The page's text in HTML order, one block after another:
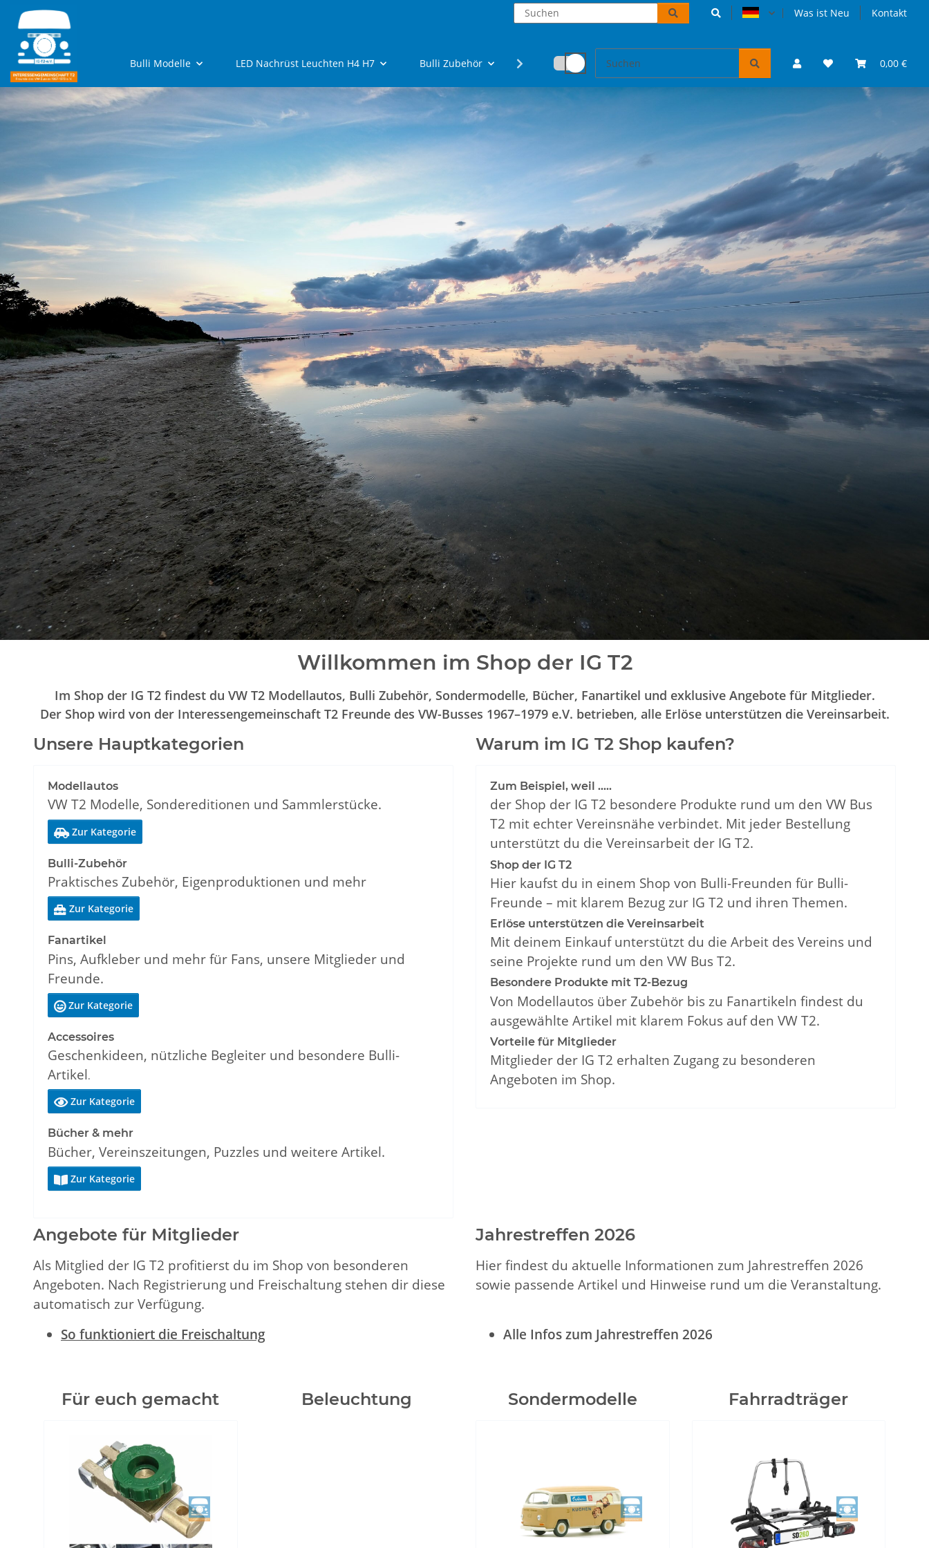
Was ist Neu Kontakt
0,00 €
Bulli Modelle LED Nachrüst Leuchten H4 H7 Bulli Zubehör Fanartikel Accessoires und Geschenke VW Bulli Puzzles & Bücher
Willkommen im Shop der IG T2
Im Shop der IG T2 findest du VW T2 Modellautos, Bulli Zubehör, Sondermodelle, Bücher, Fanartikel und exklusive Angebote für Mitglieder.
Der Shop wird von der Interessengemeinschaft T2 Freunde des VW-Busses 1967–1979 e.V. betrieben, alle Erlöse unterstützen die Vereinsarbeit.
Unsere Hauptkategorien
Modellautos
VW T2 Modelle, Sondereditionen und Sammlerstücke.
Zur Kategorie
Bulli-Zubehör
Praktisches Zubehör, Eigenproduktionen und mehr
 Zur Kategorie
Fanartikel
Pins, Aufkleber und mehr für Fans, unsere Mitglieder und
Freunde.
Zur Kategorie
Accessoires
Geschenkideen, nützliche Begleiter und besondere Bulli-
Artikel.
Zur Kategorie
Bücher & mehr
Bücher, Vereinszeitungen, Puzzles und weitere Artikel.
 Zur Kategorie
Warum im IG T2 Shop kaufen?
Zum Beispiel, weil .....
der Shop der IG T2 besondere Produkte rund um den VW Bus
T2 mit echter Vereinsnähe verbindet. Mit jeder Bestellung
unterstützt du die Vereinsarbeit der IG T2.
Shop der IG T2
Hier kaufst du in einem Shop von Bulli-Freunden für Bulli-
Freunde – mit klarem Bezug zur IG T2 und ihren Themen.
Erlöse unterstützen die Vereinsarbeit
Mit deinem Einkauf unterstützt du die Arbeit des Vereins und
seine Projekte rund um den VW Bus T2.
Besondere Produkte mit T2-Bezug
Von Modellautos über Zubehör bis zu Fanartikeln findest du
ausgewählte Artikel mit klarem Fokus auf den VW T2.
Vorteile für Mitglieder
Mitglieder der IG T2 erhalten Zugang zu besonderen
Angeboten im Shop.
Angebote für Mitglieder
Als Mitglied der IG T2 profitierst du im Shop von besonderen
Angeboten. Nach Registrierung und Freischaltung stehen dir diese
automatisch zur Verfügung.
So funktioniert die Freischaltung
Jahrestreffen 2026
Hier findest du aktuelle Informationen zum Jahrestreffen 2026
sowie passende Artikel und Hinweise rund um die Veranstaltung.
Alle Infos zum Jahrestreffen 2026
Für euch gemacht Beleuchtung Sondermodelle Fahrradträger